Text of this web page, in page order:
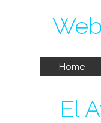
Home
El